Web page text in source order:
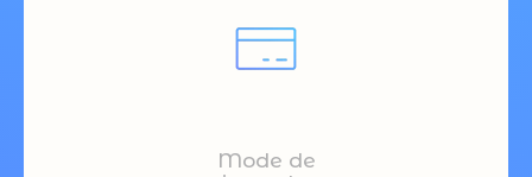
Mode de